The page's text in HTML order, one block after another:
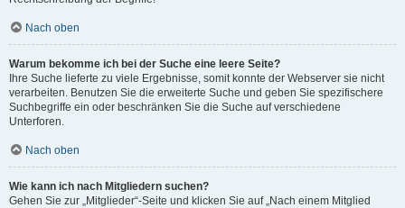
Nach oben
Warum bekomme ich bei der Suche eine leere Seite?
Ihre Suche lieferte zu viele Ergebnisse, somit konnte der Webserver sie nicht
verarbeiten. Benutzen Sie die erweiterte Suche und geben Sie spezifischere
Suchbegriffe ein oder beschränken Sie die Suche auf verschiedene
Unterforen.
Nach oben
Wie kann ich nach Mitgliedern suchen?
Gehen Sie zur „Mitglieder“-Seite und klicken Sie auf „Nach einem Mitglied